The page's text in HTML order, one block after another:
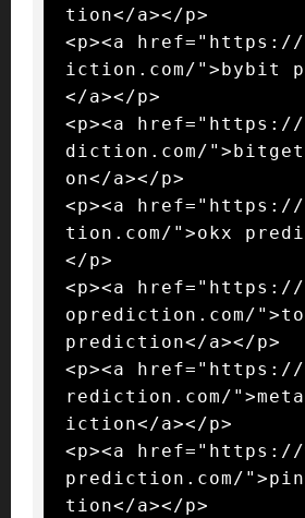
tion</a></p>
<p><a
iction.com/">bybit
</a></p>
<p><a
diction.com/
on</a></p>
<p><a href="https://
tion.com/">okx
</p>
<p><a
oprediction.com/
prediction</a></p>
<p><a href="https://
rediction.com/
iction</a></p>
<p><a href="https://
prediction.com/
tion</a></p>